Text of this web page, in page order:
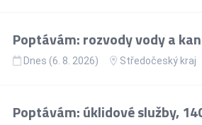
Poptávám: rozvody vody a
Dnes (6. 8. 2026) Středočeský kraj
Poptávám: úklidové služby,